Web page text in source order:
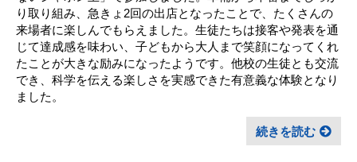
り取り組み、急きょ2回の出店となったことで、たくさんの
来場者に楽しんでもらえました。生徒たちは接客や発表を通
じて達成感を味わい、子どもから大人まで笑顔になってくれ
たことが大きな励みになったようです。他校の生徒とも交流
でき、科学を伝える楽しさを実感できた有意義な体験となり
ました。
続きを読む